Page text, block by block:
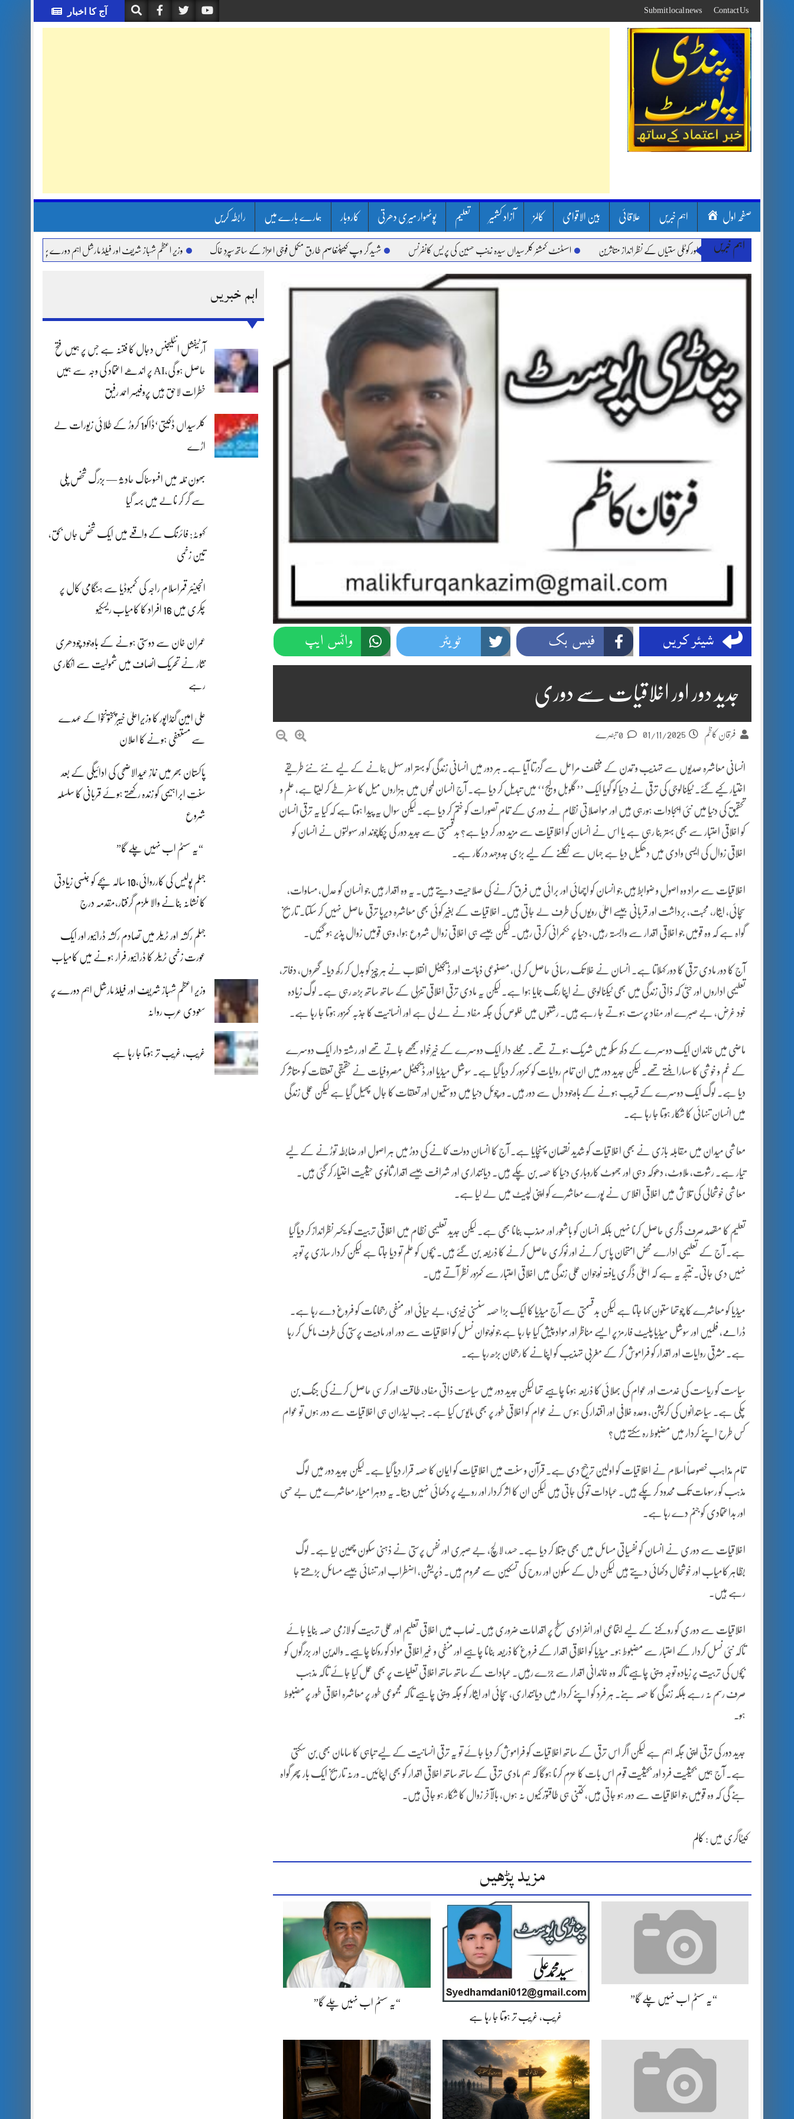
to
content
آج کا اخبار Contact Us
Submit local news
صفحہ اول اہم خبریں علاقائی بین الاقوامی کالمز آزاد کشمیر تعلیم پوٹھوار میری دھرتی کاروبار ہمارے بارے میں رابطہ کریں
اہم خبریں
لینڈ سلائیڈنگ اور کوٹلی ستیاں کے نظر انداز متاثرین اسسٹنٹ کمشنر کلرسیداں سیدہ زینب حسین کی پریس کانفرنس شہید گر وپ کیپٹنعاصم طارق مکمل فوجی اعزاز کے ساتھ سپردِ خاک وزیر اعظم شہباز شریف اور فیلڈ مارشل اہم دورے پر سعودی عرب روانہ
اہم خبریں
آرٹیفشل انٹلیجنس دجال کا فتنہ ہے جس پر ہمیں فتح
حاصل ہو گی،AI پر اندھے اعتماد کی وجہ سے ہمیں
خطرات لاحق ہیں پروفیسر احمد رفیق
کلرسیداں ڈکیتی‘ڈاکو1 کروڑ کے طلائی زیورات لے
اڑے
بھون نلہ میں افسوسناک حادثہ — بزرگ شخص پلی
سے گر کر نالے میں بہہ گیا
کہوٹہ: فائرنگ کے واقعے میں ایک شخص جاں بحق،
تین زخمی
انجینئر قمراسلام راجہ کی کمبوڈیا سے ہنگامی کال پر
چکری میں 16 افراد کا کامیاب ریسکیو
عمران خان سے دوستی ہونے کے باوجود چودھری
نثار نے تحریک انصاف میں شمولیت سے انکاری
رہے
علی امین گنڈاپور کا وزیراعلیٰ خیبرپختونخوا کے عہدے
سے مستعفی ہونے کا اعلان
پاکستان بھر میں نمازِ عیدالاضحی کی ادائیگی کے بعد
سنتِ ابراہیمی کو زندہ رکھتے ہوئے قربانی کا سلسلہ
شروع
“یہ سسٹم اب نہیں چلے گا”
جہلم پولیس کی کارروائی،10 سالہ بچے کو جنسی زیادتی
کا نشانہ بنانے والا ملزم گرفتار،مقدمہ درج
جہلم رکشہ اور ٹریلر میں تصادم رکشہ ڈرائیور اور ایک
عورت زخمی ٹریلر کا ڈرائیور فرار ہونے میں کامیاب
وزیر اعظم شہباز شریف اور فیلڈ مارشل اہم دورے پر
سعودی عرب روانہ
غریب، غریب تر ہوتا جا رہا ہے
شیئر کریں فیس بک ٹویٹر واٹس ایپ
جدید دور اور اخلاقیات سے دوری
فرقان کاظم 01/11/2025
انسانی معاشرہ صدیوں سے تہذیب و تمدن کے مختلف مراحل سے گزرتا آیا ہے۔ ہر دور میں انسانی زندگی کو بہتر اور سہل بنانے کے لیے نئے نئے طریقے
اختیار کیے گئے۔ ٹیکنالوجی کی ترقی نے دنیا کو گویا ایک ’’گلوبل ولیج‘‘ میں تبدیل کر دیا ہے۔ آج انسان لمحوں میں ہزاروں میل کا سفر طے کر لیتا ہے، علم و
تحقیق کی دنیا میں نئی ایجادات ہورہی ہیں اور مواصلاتی نظام نے دوری کے تمام تصورات کو ختم کر دیا ہے۔ لیکن سوال یہ پیدا ہوتا ہے کہ کیا یہ ترقی انسان
کو اخلاقی اعتبار سے بھی بہتر بنا رہی ہے یا اس نے انسان کو اخلاقیات سے مزید دور کر دیا ہے؟ بدقسمتی سے جدید دور کی چکاچوند اور سہولتوں نے انسان کو
اخلاقی زوال کی ایسی وادی میں دھکیل دیا ہے جہاں سے نکلنے کے لیے بڑی جدوجہد درکار ہے۔
اخلاقیات سے مراد وہ اصول و ضوابط ہیں جو انسان کو اچھائی اور برائی میں فرق کرنے کی صلاحیت دیتے ہیں۔ یہ وہ اقدار ہیں جو انسان کو عدل، مساوات،
سچائی، ایثار، محبت، برداشت اور قربانی جیسے اعلیٰ رویوں کی طرف لے جاتی ہیں۔ اخلاقیات کے بغیر کوئی بھی معاشرہ دیرپا ترقی حاصل نہیں کر سکتا۔ تاریخ
گواہ ہے کہ وہ قومیں جو اخلاقی اقدار سے وابستہ رہیں، دنیا پر حکمرانی کرتی رہیں۔ لیکن جیسے ہی اخلاقی زوال شروع ہوا، وہی قومیں زوال پذیر ہو گئیں۔
آج کا دور مادی ترقی کا دور کہلاتا ہے۔ انسان نے خلا تک رسائی حاصل کر لی، مصنوعی ذہانت اور ڈیجیٹل انقلاب نے ہر چیز کو بدل کر رکھ دیا۔ گھروں، دفاتر،
تعلیمی اداروں اور حتیٰ کہ ذاتی زندگی میں بھی ٹیکنالوجی نے اپنا رنگ جمایا ہوا ہے۔ لیکن یہ مادی ترقی اخلاقی تنزلی کے ساتھ ساتھ بڑھ رہی ہے۔ لوگ زیادہ
خود غرض، بے صبرے اور مفاد پرست ہوتے جا رہے ہیں۔ رشتوں میں خلوص کی جگہ مفاد نے لے لی ہے اور انسانیت کا جذبہ کمزور ہوتا جا رہا ہے۔
ماضی میں خاندان ایک دوسرے کے دکھ سکھ میں شریک ہوتے تھے۔ محلے دار ایک دوسرے کے خیرخواہ سمجھے جاتے تھے اور رشتہ دار ایک دوسرے
کے غم و خوشی کا سہارا بنتے تھے۔ لیکن جدید دور میں ان تمام روایات کو کمزور کر دیا گیا ہے۔ سوشل میڈیا اور ڈیجیٹل مصروفیات نے حقیقی تعلقات کو متاثر کر
دیا ہے۔ لوگ ایک دوسرے کے قریب ہونے کے باوجود دل سے دور ہیں۔ ورچوئل دنیا میں دوستیوں اور تعلقات کا جال پھیل گیا ہے لیکن عملی زندگی
میں انسان تنہائی کا شکار ہوتا جا رہا ہے۔
معاشی میدان میں مقابلہ بازی نے بھی اخلاقیات کو شدید نقصان پہنچایا ہے۔ آج کا انسان دولت کمانے کی دوڑ میں ہر اصول اور ضابطہ توڑنے کے لیے
تیار ہے۔ رشوت، ملاوٹ، دھوکہ دہی اور جھوٹ کاروباری دنیا کا حصہ بن چکے ہیں۔ دیانتداری اور شرافت جیسے اقدار ثانوی حیثیت اختیار کر گئی ہیں۔
معاشی خوشحالی کی تلاش میں اخلاقی افلاس نے پورے معاشرے کو اپنی لپیٹ میں لے لیا ہے۔
تعلیم کا مقصد صرف ڈگری حاصل کرنا نہیں بلکہ انسان کو باشعور اور مہذب بنانا بھی ہے۔ لیکن جدید تعلیمی نظام میں اخلاقی تربیت کو یکسر نظرانداز کر دیا گیا
ہے۔ آج کے تعلیمی ادارے محض امتحان پاس کرنے اور نوکری حاصل کرنے کا ذریعہ بن گئے ہیں۔ بچوں کو علم تو دیا جاتا ہے لیکن کردار سازی پر توجہ
نہیں دی جاتی۔ نتیجہ یہ ہے کہ اعلیٰ ڈگری یافتہ نوجوان عملی زندگی میں اخلاقی اعتبار سے کمزور نظر آتے ہیں۔
میڈیا کو معاشرے کا چوتھا ستون کہا جاتا ہے لیکن بدقسمتی سے آج میڈیا کا ایک بڑا حصہ سنسنی خیزی، بے حیائی اور منفی رجحانات کو فروغ دے رہا ہے۔
ڈرامے، فلمیں اور سوشل میڈیا پلیٹ فارمز پر ایسے مناظر اور مواد پیش کیا جا رہا ہے جو نوجوان نسل کو اخلاقیات سے دور اور مادیت پرستی کی طرف مائل کر رہا
ہے۔ مشرقی روایات اور اقدار کو فراموش کر کے مغربی تہذیب کو اپنانے کا رجحان بڑھ رہا ہے۔
سیاست کو ریاست کی خدمت اور عوام کی بھلائی کا ذریعہ ہونا چاہیے تھا لیکن جدید دور میں سیاست ذاتی مفاد، طاقت اور کرسی حاصل کرنے کی جنگ بن
چکی ہے۔ سیاستدانوں کی کرپشن، وعدہ خلافی اور اقتدار کی ہوس نے عوام کو اخلاقی طور پر بھی مایوس کیا ہے۔ جب لیڈران ہی اخلاقیات سے دور ہوں تو عوام
کس طرح اپنے کردار میں مضبوط رہ سکتے ہیں؟
تمام مذاہب خصوصاً اسلام نے اخلاقیات کو اولین ترجیح دی ہے۔ قرآن و سنت میں اخلاقیات کو ایمان کا حصہ قرار دیا گیا ہے۔ لیکن جدید دور میں لوگ
مذہب کو رسومات تک محدود کر چکے ہیں۔ عبادات تو کی جاتی ہیں لیکن ان کا اثر کردار اور رویے پر دکھائی نہیں دیتا۔ یہ دوہرا معیار معاشرے میں بے حسی
اور بداعتمادی کو جنم دے رہا ہے۔
اخلاقیات سے دوری نے انسان کو نفسیاتی مسائل میں بھی مبتلا کر دیا ہے۔ حسد، لالچ، بے صبری اور نفس پرستی نے ذہنی سکون چھین لیا ہے۔ لوگ
بظاہر کامیاب اور خوشحال دکھائی دیتے ہیں لیکن دل کے سکون اور روح کی تسکین سے محروم ہیں۔ ڈپریشن، اضطراب اور تنہائی جیسے مسائل بڑھتے جا
رہے ہیں۔
اخلاقیات سے دوری کو روکنے کے لیے اجتماعی اور انفرادی سطح پر اقدامات ضروری ہیں۔ نصاب میں اخلاقی تعلیم اور عملی تربیت کو لازمی حصہ بنایا جائے
تاکہ نئی نسل کردار کے اعتبار سے مضبوط ہو۔ میڈیا کو اخلاقی اقدار کے فروغ کا ذریعہ بنانا چاہیے اور منفی و غیر اخلاقی مواد کو روکنا چاہیے۔ والدین اور بزرگوں کو
بچوں کی تربیت پر زیادہ توجہ دینی چاہیے تاکہ وہ خاندانی اقدار سے جڑے رہیں۔ عبادات کے ساتھ ساتھ اخلاقی تعلیمات پر بھی عمل کیا جائے تاکہ مذہب
صرف رسم نہ رہے بلکہ زندگی کا حصہ بنے۔ ہر فرد کو اپنے کردار میں دیانتداری، سچائی اور ایثار کو جگہ دینی چاہیے تاکہ مجموعی طور پر معاشرہ اخلاقی طور پر مضبوط
ہو۔
جدید دور کی ترقی اپنی جگہ اہم ہے لیکن اگر اس ترقی کے ساتھ اخلاقیات کو فراموش کر دیا جائے تو یہ ترقی انسانیت کے لیے تباہی کا سامان بھی بن سکتی
ہے۔ آج ہمیں بحیثیت فرد اور بحیثیت قوم اس بات کا عزم کرنا ہوگا کہ ہم مادی ترقی کے ساتھ ساتھ اخلاقی اقدار کو بھی اپنائیں۔ ورنہ تاریخ ایک بار پھر گواہ
بنے گی کہ وہ قومیں جو اخلاقیات سے دور ہو جاتی ہیں، کتنی ہی طاقتور کیوں نہ ہوں، بالآخر زوال کا شکار ہو جاتی ہیں۔
کیٹاگری میں : کالم
مزید پڑھیں
“یہ سسٹم اب نہیں چلے گا”
غریب، غریب تر ہوتا جا رہا ہے
“یہ سسٹم اب نہیں چلے گا”